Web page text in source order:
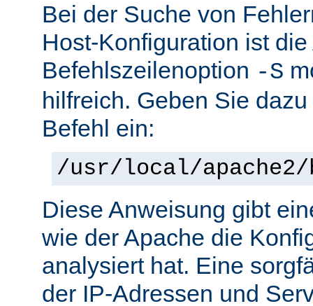
Bei der Suche von
Host-Konfiguration ist
Befehlszeilenoption -S
hilfreich. Geben Sie
Befehl ein:
/usr/local/
Diese Anweisung gibt
wie der Apache die
analysiert hat. Eine
der IP-Adressen und